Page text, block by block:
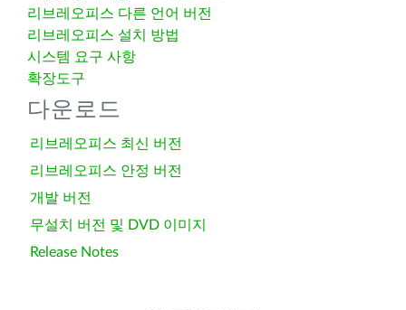
리브레오피스 다른 언어 버전
리브레오피스 설치 방법
시스템 요구 사항
확장도구
다운로드
리브레오피스 최신 버전
리브레오피스 안정 버전
개발 버전
무설치 버전 및 DVD 이미지
Release Notes